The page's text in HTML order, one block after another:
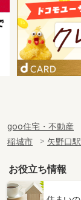
goo住宅・不動産
稲城市
矢野口駅
お役立ち情報